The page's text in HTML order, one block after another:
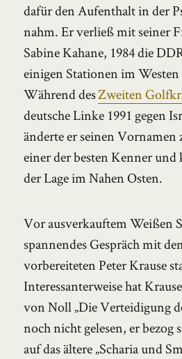
dafür den Aufenthalt in der
nahm. Er verließ mit seiner
Sabine Kahane, 1984 die
einigen Stationen im Westen
Während desZweiten
deutsche Linke 1991 gegen
änderte er seinen Vornamen
einer der besten Kenner
der Lage im Nahen Osten.
Vor ausverkauftem Weißen
spannendes Gespräch mit
vorbereiteten Peter Krause
Interessanterweise hat
von Noll „Die Verteidigung
noch nicht gelesen, er bezog
auf das ältere „Scharia und